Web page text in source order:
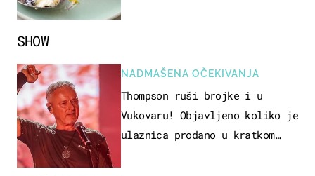
SHOW
NADMAŠENA OČEKIVANJA
Thompson ruši brojke i u
Vukovaru! Objavljeno koliko je
ulaznica prodano u kratkom